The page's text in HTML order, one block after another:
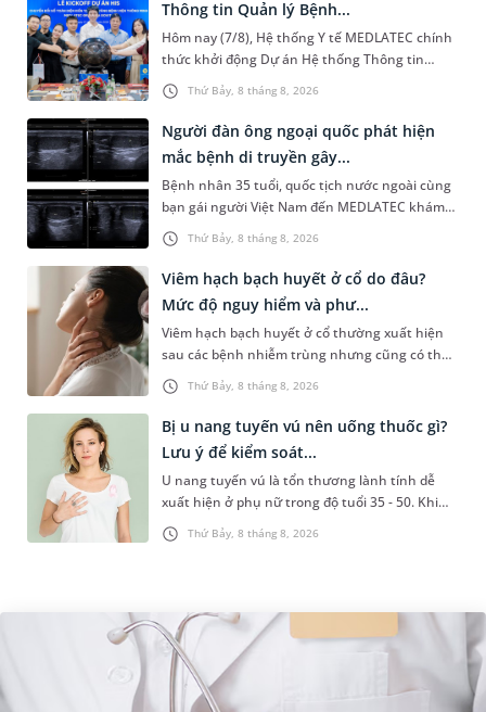
Thứ Bảy, 8 tháng 8, 2026
Thông tin Quản lý Bệnh...
Hôm nay (7/8), Hệ thống Y tế MEDLATEC chính
thức khởi động Dự án Hệ thống Thông tin
Quản lý Bệnh viện (HIS - Hospital Information
System) giai đoạn mới. Dự á...
Thứ Bảy, 8 tháng 8, 2026
Người đàn ông ngoại quốc phát hiện
mắc bệnh di truyền gây...
Bệnh nhân 35 tuổi, quốc tịch nước ngoài cùng
bạn gái người Việt Nam đến MEDLATEC khám
sức khỏe tiền hôn nhân. Qua thăm khám và
làm các xét nghiệm chuyên sâu,...
Thứ Bảy, 8 tháng 8, 2026
Viêm hạch bạch huyết ở cổ do đâu?
Mức độ nguy hiểm và phư...
Viêm hạch bạch huyết ở cổ thường xuất hiện
sau các bệnh nhiễm trùng nhưng cũng có thể
liên quan đến lao hạch hoặc ung thư. Để tìm
hiểu nguyên nhân gây viêm,...
Thứ Bảy, 8 tháng 8, 2026
Bị u nang tuyến vú nên uống thuốc gì?
Lưu ý để kiểm soát...
U nang tuyến vú là tổn thương lành tính dễ
xuất hiện ở phụ nữ trong độ tuổi 35 - 50. Khi
được chẩn đoán mắc bệnh, nhiều người
thường băn khoăn u nang tuyến v...